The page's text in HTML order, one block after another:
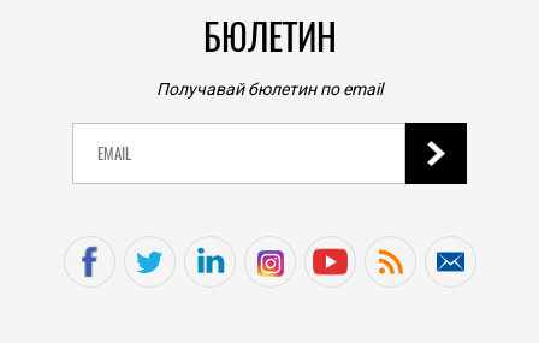
БЮЛЕТИН
Получавай бюлетин по email